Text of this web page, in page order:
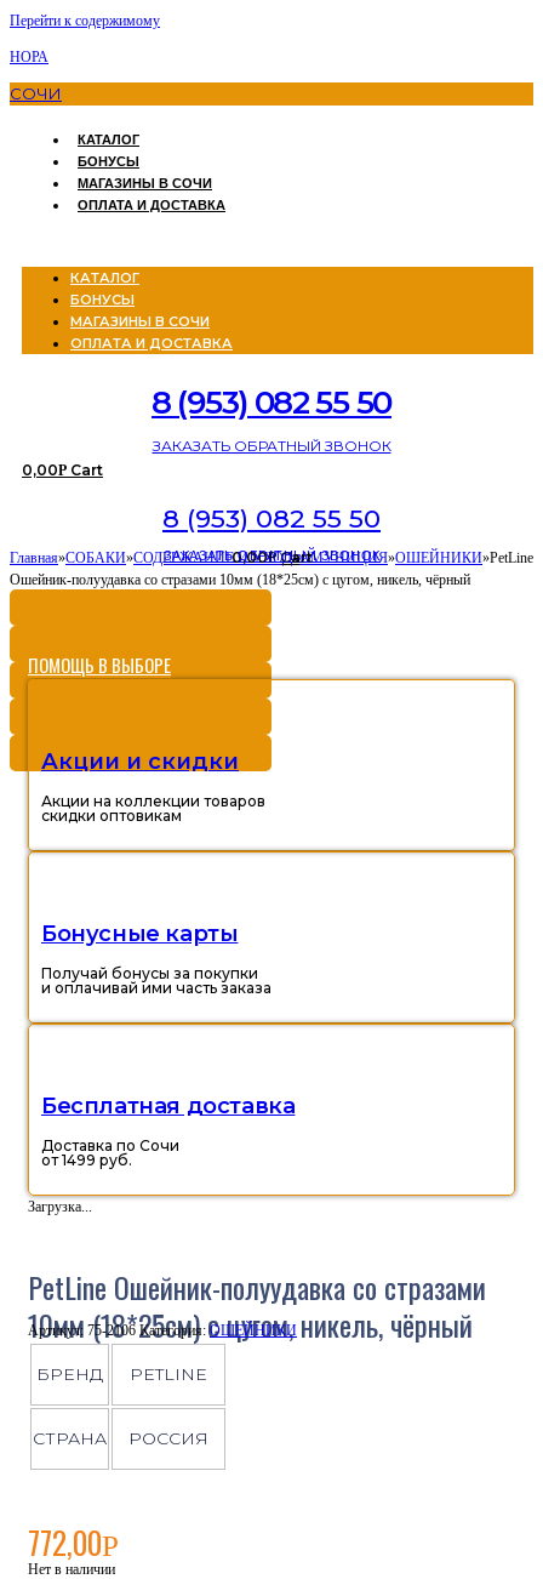
Перейти к содержимому
НОРА
СОЧИ
КАТАЛОГ
БОНУСЫ
МАГАЗИНЫ В СОЧИ
ОПЛАТА И ДОСТАВКА
КАТАЛОГ
БОНУСЫ
МАГАЗИНЫ В СОЧИ
ОПЛАТА И ДОСТАВКА
8 (953) 082 55 50
ЗАКАЗАТЬ ОБРАТНЫЙ ЗВОНОК
0,00Р Cart
8 (953) 082 55 50
ЗАКАЗАТЬ ОБРАТНЫЙ ЗВОНОК
0,00Р Cart
Главная»СОБАКИ»СОДЕРЖАНИЕ И УХОД»АМУНИЦИЯ»ОШЕЙНИКИ»PetLine
Ошейник-полуудавка со стразами 10мм (18*25см) с цугом, никель, чёрный
ПОМОЩЬ В ВЫБОРЕ
Акции и скидки
Акции на коллекции товаров
скидки оптовикам
Бонусные карты
Получай бонусы за покупки
и оплачивай ими часть заказа
Бесплатная доставка
Доставка по Сочи
от 1499 руб.
Загрузка...
PetLine Ошейник-полуудавка со стразами
10мм (18*25см) с цугом, никель, чёрный
Артикул: 75-2106 Категория:ОШЕЙНИКИ
БРЕНД PETLINE
СТРАНА РОССИЯ
772,00Р
Нет в наличии